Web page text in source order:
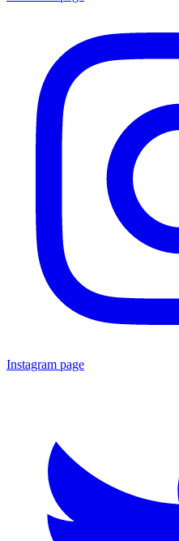
Instagram page